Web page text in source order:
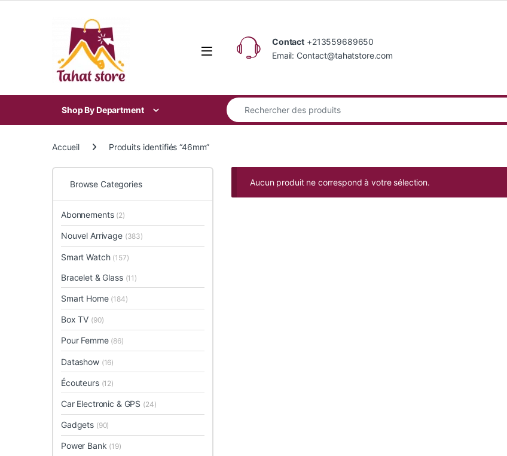
Contact +213559689650
Email: Contact@tahatstore.com
Shop By Department
Search for:
Accueil Produits identifiés “46mm”
Aucun produit ne correspond à votre sélection.
Browse Categories
Abonnements (2)
Nouvel Arrivage (383)
Smart Watch (157)
Bracelet & Glass (11)
Smart Home (184)
Box TV (90)
Pour Femme (86)
Datashow (16)
Écouteurs (12)
Car Electronic & GPS (24)
Gadgets (90)
Power Bank (19)